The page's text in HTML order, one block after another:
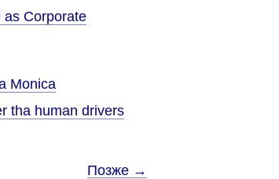
as Corporate
Monica
tha human drivers
Позже →